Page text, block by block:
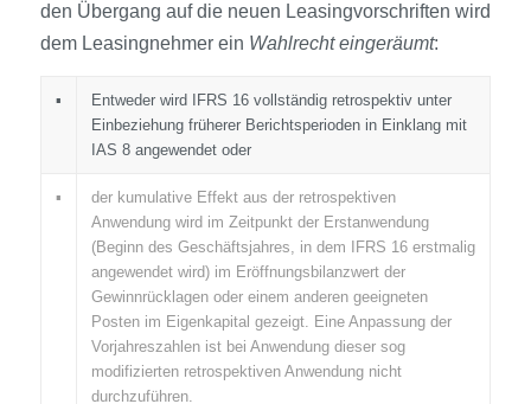
den Übergang auf die neuen Leasing­vorschriften wird
dem Leasingnehmer ein Wahlrecht eingeräumt:
▪
Entweder wird IFRS 16 vollständig retrospektiv unter
Einbeziehung früherer Berichtsperioden in Einklang mit
IAS 8 angewendet oder
▪
der kumulative Effekt aus der retrospektiven
Anwendung wird im Zeitpunkt der Erstanwendung
(Beginn des Geschäftsjahres, in dem IFRS 16 erstmalig
angewendet wird) im Eröffnungsbilanz­wert der
Gewinnrücklagen oder einem anderen geeigneten
Posten im Eigen­kapital gezeigt. Eine Anpassung der
Vorjahreszahlen ist bei Anwendung dieser sog
modifizierten retrospektiven Anwendung nicht
durchzuführen.